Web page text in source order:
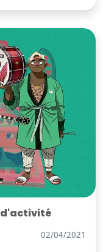
d'activité
02/04/2021